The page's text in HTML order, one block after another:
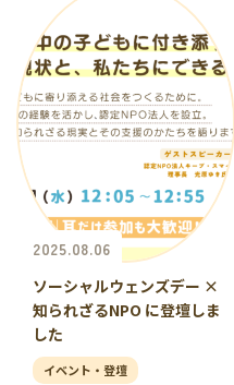
2025.08.06
ソーシャルウェンズデー ×
知られざるNPO に登壇しま
した
イベント・登壇